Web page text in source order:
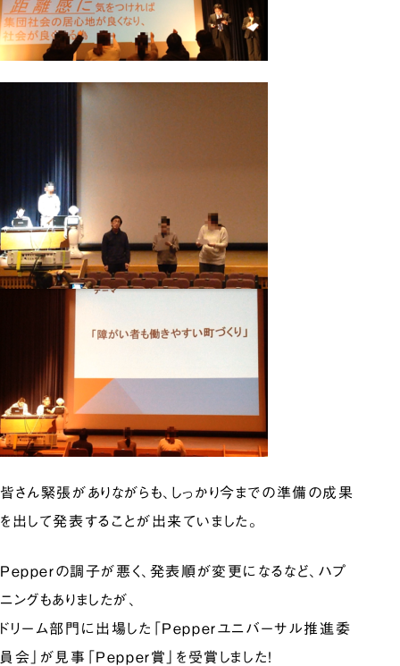
皆さん緊張がありながらも、しっかり今までの準備の成果
を出して発表することが出来ていました。
Pepperの調子が悪く、発表順が変更になるなど、ハプ
ニングもありましたが、
ドリーム部門に出場した「Pepperユニバーサル推進委
員会」が見事「Pepper賞」を受賞しました！